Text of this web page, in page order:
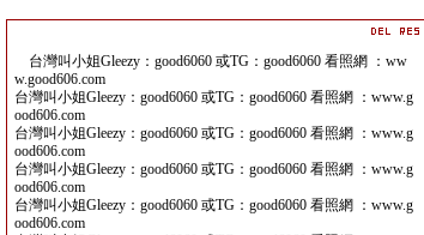
台灣叫小姐Gleezy：good6060 或TG：good6060 看照網 ：ww
w.good606.com
台灣叫小姐Gleezy：good6060 或TG：good6060 看照網 ：www.g
ood606.com
台灣叫小姐Gleezy：good6060 或TG：good6060 看照網 ：www.g
ood606.com
台灣叫小姐Gleezy：good6060 或TG：good6060 看照網 ：www.g
ood606.com
台灣叫小姐Gleezy：good6060 或TG：good6060 看照網 ：www.g
ood606.com